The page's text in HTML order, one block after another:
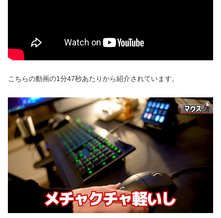
こちらの動画の1分47秒あたりから紹介されています。